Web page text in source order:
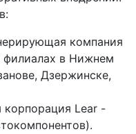
компания
филиалах в Нижнем
Дзержинске,
Lear -